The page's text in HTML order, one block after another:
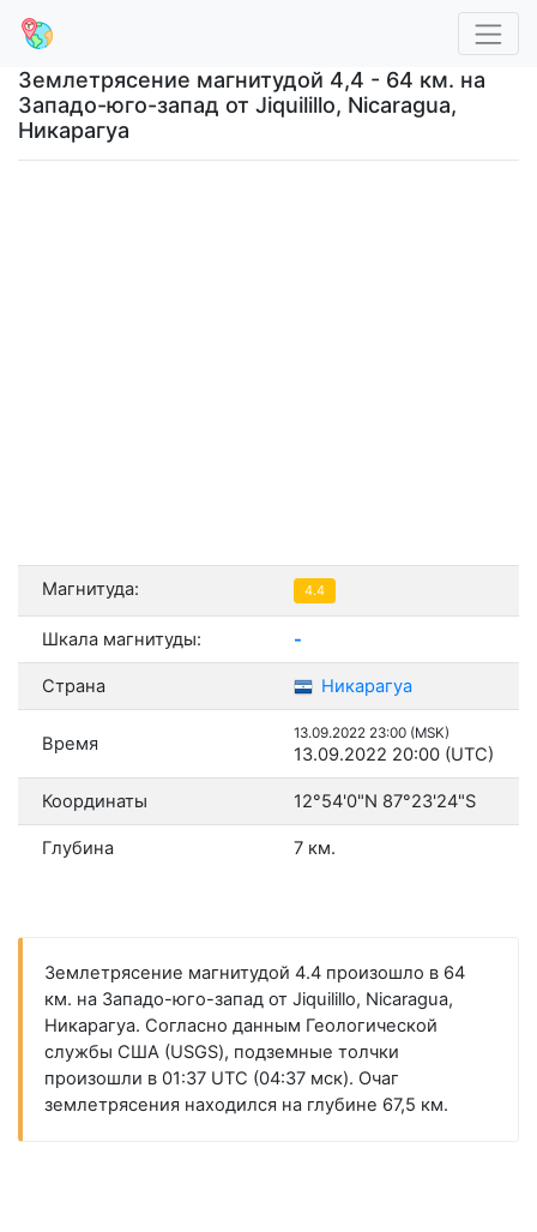
Землетрясение магнитудой 4,4 - 64 км. на
Западо-юго-запад от Jiquilillo, Nicaragua,
Никарагуа
Магнитуда: 4.4
Шкала магнитуды: -
Страна Никарагуа
Время 13.09.2022 23:00 (MSK)
13.09.2022 20:00 (UTC)
Координаты 12°54'0"N 87°23'24"S
Глубина 7 км.
Землетрясение магнитудой 4.4 произошло в 64
км. на Западо-юго-запад от Jiquilillo, Nicaragua,
Никарагуа. Согласно данным Геологической
службы США (USGS), подземные толчки
произошли в 01:37 UTC (04:37 мск). Очаг
землетрясения находился на глубине 67,5 км.